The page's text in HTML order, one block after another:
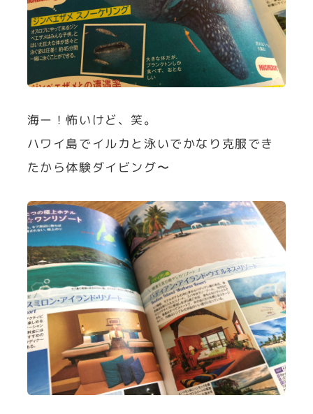
海ー！怖いけど、笑。
ハワイ島でイルカと泳いでかなり克服でき
たから体験ダイビング〜